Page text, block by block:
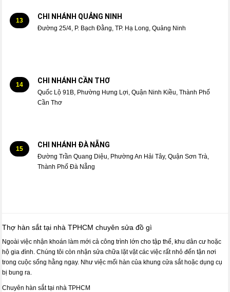
13 CHI NHÁNH QUẢNG NINH
Đường 25/4, P. Bạch Đằng, TP. Hạ Long, Quảng Ninh
14 CHI NHÁNH CẦN THƠ
Quốc Lộ 91B, Phường Hưng Lợi, Quận Ninh Kiều, Thành Phố
Cần Thơ
15 CHI NHÁNH ĐÀ NẴNG
Đường Trần Quang Diệu, Phường An Hải Tây, Quận Sơn Trà,
Thành Phố Đà Nẵng
Thợ hàn sắt tại nhà TPHCM chuyên sửa đồ gì
Ngoài việc nhận khoán làm mới cả công trình lớn cho tập thể, khu dân cư hoặc
hộ gia đình. Chúng tôi còn nhận sửa chữa lặt vặt các việc rất nhỏ đến tận nơi
trong cuộc sống hằng ngay. Như việc mối hàn của khung cửa sắt hoặc dụng cụ
bị bung ra.
Chuyên hàn sắt tại nhà TPHCM